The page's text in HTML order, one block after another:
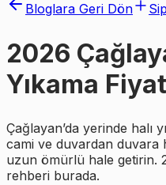
Bloglara Geri Dön
2026
Yıkama
Çağlayan’da yerinde halı
cami ve duvardan duvara
uzun ömürlü hale getirin.
rehberi burada.